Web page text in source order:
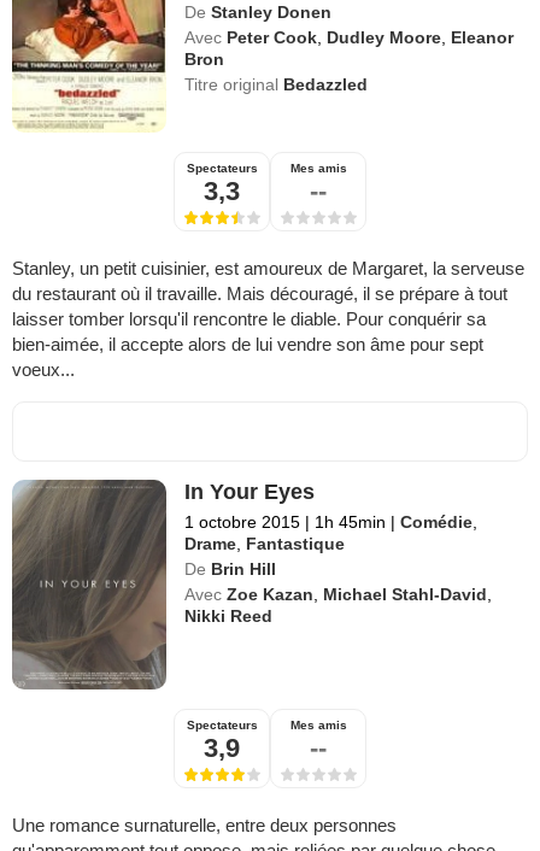
De Stanley Donen
Avec Peter Cook Dudley Moore Eleanor
Bron
Titre original Bedazzled
Spectateurs
3,3
Mes amis
--
Stanley, un petit cuisinier, est amoureux de Margaret, la serveuse
du restaurant où il travaille. Mais découragé, il se prépare à tout
laisser tomber lorsqu'il rencontre le diable. Pour conquérir sa
bien-aimée, il accepte alors de lui vendre son âme pour sept
voeux...
In Your Eyes
1 octobre 2015 | 1h 45min | Comédie
Drame Fantastique
De Brin Hill
Avec Zoe Kazan Michael Stahl-David
Nikki Reed
Spectateurs
3,9
Mes amis
--
Une romance surnaturelle, entre deux personnes